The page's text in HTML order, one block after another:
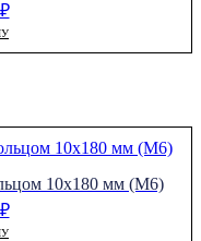
₽
10х180 мм (М6)
₽